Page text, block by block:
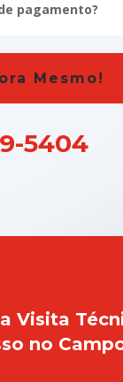
pagamento?
Mesmo!
5404
Visita
no